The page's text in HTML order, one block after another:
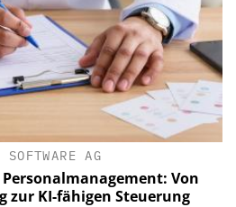
SOFTWARE AG
Von
zur KI-fähigen Steuerung